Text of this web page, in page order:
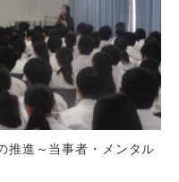
推進～当事者・メンタル